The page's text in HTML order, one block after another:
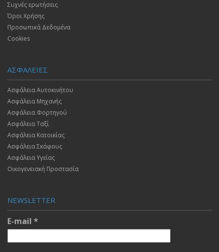
Συχνές ερωτήσεις
Όροι Χρήσης
Προσωπικά Δεδομένα
Cookies
ΑΣΦΑΛΕΙΕΣ
Ασφάλεια Αυτοκινήτου
Ασφάλεια Μηχανής
Ασφάλεια Φορτηγού
Ασφάλεια Ταξί
Ασφάλεια Κατοικίας
Ασφάλεια Σκάφους
Ασφάλεια Υγείας
Οικογενειακή Προστασία
NEWSLETTER
E-mail *